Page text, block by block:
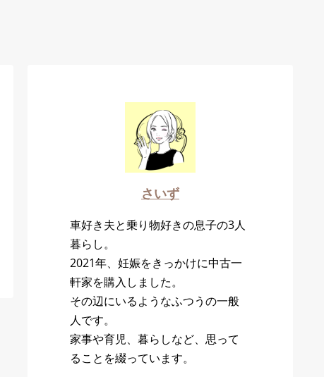
さいず
車好き夫と乗り物好きの息子の3人
暮らし。
2021年、妊娠をきっかけに中古一
軒家を購入しました。
その辺にいるようなふつうの一般
人です。
家事や育児、暮らしなど、思って
ることを綴っています。